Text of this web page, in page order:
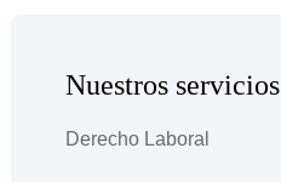
Nuestros servicios
Derecho Laboral